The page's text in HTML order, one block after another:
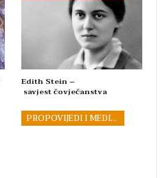
Edith Stein –
savjest čovječanstva
PROPOVIJEDI I MEDITACIJE